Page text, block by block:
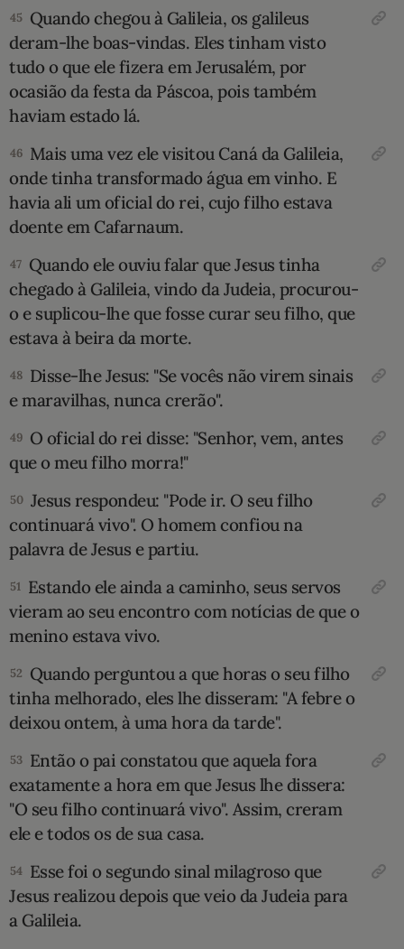
45 Quando chegou à Galileia, os galileus
deram-lhe boas-vindas. Eles tinham visto
tudo o que ele fizera em Jerusalém, por
ocasião da festa da Páscoa, pois também
haviam estado lá.
46 Mais uma vez ele visitou Caná da Galileia,
onde tinha transformado água em vinho. E
havia ali um oficial do rei, cujo filho estava
doente em Cafarnaum.
47 Quando ele ouviu falar que Jesus tinha
chegado à Galileia, vindo da Judeia, procurou-
o e suplicou-lhe que fosse curar seu filho, que
estava à beira da morte.
48 Disse-lhe Jesus: "Se vocês não virem sinais
e maravilhas, nunca crerão".
49 O oficial do rei disse: "Senhor, vem, antes
que o meu filho morra!"
50 Jesus respondeu: "Pode ir. O seu filho
continuará vivo". O homem confiou na
palavra de Jesus e partiu.
51 Estando ele ainda a caminho, seus servos
vieram ao seu encontro com notícias de que o
menino estava vivo.
52 Quando perguntou a que horas o seu filho
tinha melhorado, eles lhe disseram: "A febre o
deixou ontem, à uma hora da tarde".
53 Então o pai constatou que aquela fora
exatamente a hora em que Jesus lhe dissera:
"O seu filho continuará vivo". Assim, creram
ele e todos os de sua casa.
54 Esse foi o segundo sinal milagroso que
Jesus realizou depois que veio da Judeia para
a Galileia.